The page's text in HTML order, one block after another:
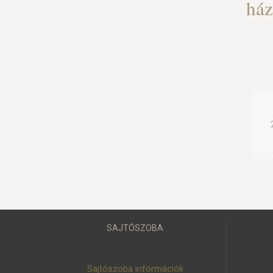
SAJTÓSZOBA
Sajtószoba információk